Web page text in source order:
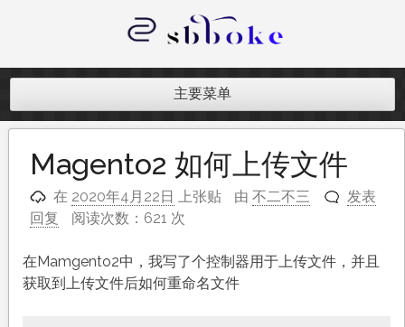
内
记录跨境电商独立站开发遇到的点点
主要菜单
Magento2 如何上传文件
在 2020年4月22日 上张贴 由 不二不三
发表
回复
阅读次数：621 次
在Mamgento2中，我写了个控制器用于上传文件，并且
获取到上传文件后如何重命名文件